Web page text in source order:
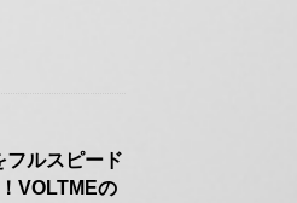
フルスピード
VOLTMEの